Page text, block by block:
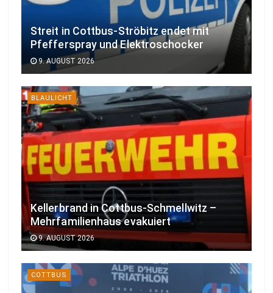
Streit in Cottbus-Ströbitz endet mit
Pfefferspray und Elektroschocker
9. AUGUST 2026
BLAULICHT
Kellerbrand in Cottbus-Schmellwitz –
Mehrfamilienhaus evakuiert
9. AUGUST 2026
COTTBUS